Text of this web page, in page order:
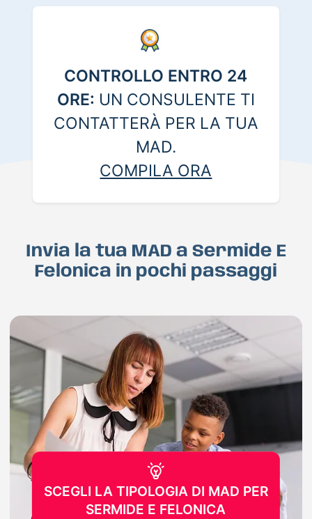
CONTROLLO ENTRO 24
ORE: UN CONSULENTE TI
CONTATTERÀ PER LA TUA
MAD.
COMPILA ORA
Invia la tua MAD a Sermide E
Felonica in pochi passaggi
SCEGLI LA TIPOLOGIA DI MAD PER
SERMIDE E FELONICA